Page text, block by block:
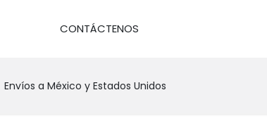
CONTÁCTENOS
Envíos a México y Estados Unidos